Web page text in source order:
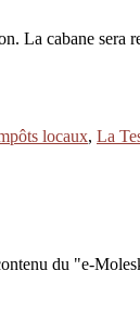
La cabane sera
locaux, La
du "e-